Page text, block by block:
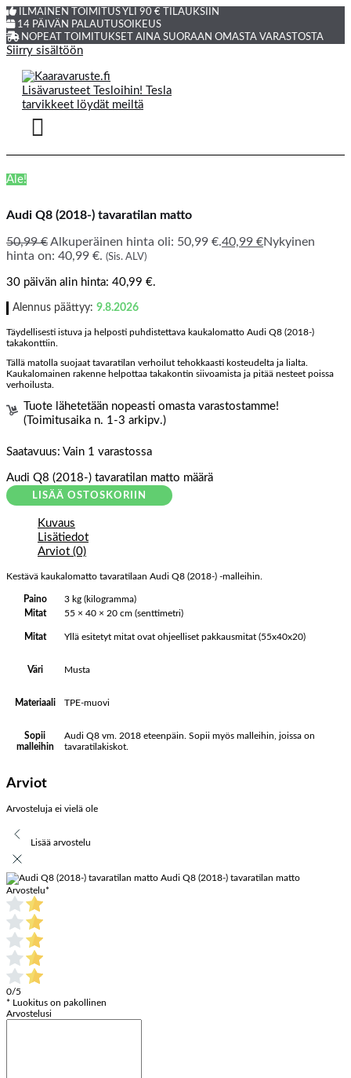
ILMAINEN TOIMITUS YLI 90 € TILAUKSIIN
14 PÄIVÄN PALAUTUSOIKEUS
NOPEAT TOIMITUKSET AINA SUORAAN OMASTA VARASTOSTA
Siirry sisältöön
Ale!
Audi Q8 (2018-) tavaratilan matto
50,99€ Alkuperäinen hinta oli: 50,99 €.40,99 €Nykyinen
hinta on: 40,99 €. (Sis. ALV)
30 päivän alin hinta: 40,99 €.
Alennus päättyy: 9.8.2026
Täydellisesti istuva ja helposti puhdistettava kaukalomatto Audi Q8 (2018-)
takakonttiin.
Tällä matolla suojaat tavaratilan verhoilut tehokkaasti kosteudelta ja lialta.
Kaukalomainen rakenne helpottaa takakontin siivoamista ja pitää nesteet poissa
verhoilusta.
Tuote lähetetään nopeasti omasta varastostamme!
(Toimitusaika n. 1-3 arkipv.)
Saatavuus: Vain 1 varastossa
Audi Q8 (2018-) tavaratilan matto määrä
LISÄÄ OSTOSKORIIN
Kuvaus
Lisätiedot
Arviot (0)
Kestävä kaukalomatto tavaratilaan Audi Q8 (2018-) -malleihin.
Paino
3 kg (kilogramma)
Mitat
55 × 40 × 20 cm (senttimetri)
Mitat Yllä esitetyt mitat ovat ohjeelliset pakkausmitat (55x40x20)
Väri Musta
Materiaali TPE-muovi
Sopii
malleihin
Audi Q8 vm. 2018 eteenpäin. Sopii myös malleihin, joissa on
tavaratilakiskot.
Arviot
Arvosteluja ei vielä ole
Lisää arvostelu
Audi Q8 (2018-) tavaratilan matto
Arvostelu*
0/5
* Luokitus on pakollinen
Arvostelusi